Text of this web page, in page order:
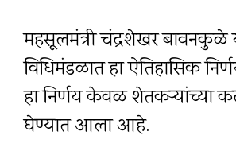
महसूलमंत्री चंद्रशेखर बावनकुळे
विधिमंडळात हा ऐतिहासिक
हा निर्णय केवळ शेतकऱ्यांच्या
घेण्यात आला आहे.